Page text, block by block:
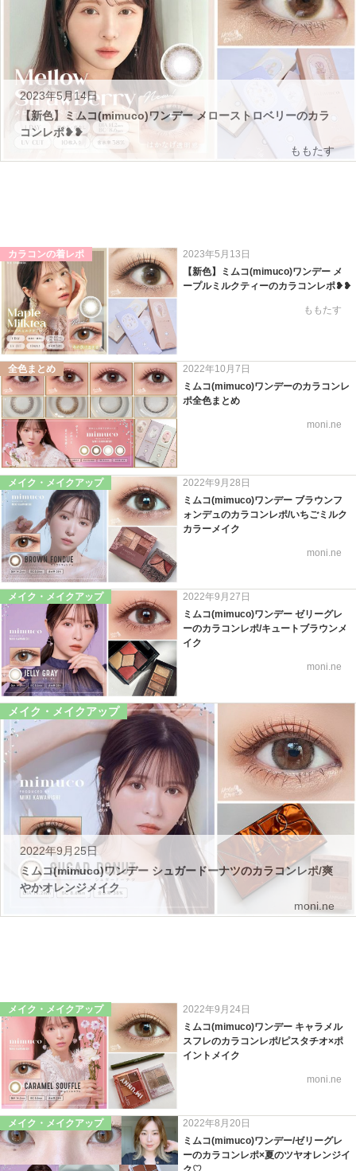
2023年5月14日
【新色】ミムコ(mimuco)ワンデー メローストロベリーのカラ
コンレポ❥❥
ももたす
カラコンの着レポ
2023年5月13日
【新色】ミムコ(mimuco)ワンデー メ
ープルミルクティーのカラコンレポ❥❥
ももたす
全色まとめ
2022年10月7日
ミムコ(mimuco)ワンデーのカラコンレ
ポ全色まとめ
moni.ne
メイク・メイクアップ
2022年9月28日
ミムコ(mimuco)ワンデー ブラウンフ
ォンデュのカラコンレポ/いちごミルク
カラーメイク
moni.ne
メイク・メイクアップ
2022年9月27日
ミムコ(mimuco)ワンデー ゼリーグレ
ーのカラコンレポ/キュートブラウンメ
イク
moni.ne
メイク・メイクアップ
2022年9月25日
ミムコ(mimuco)ワンデー シュガードーナツのカラコンレポ/爽
やかオレンジメイク
moni.ne
メイク・メイクアップ
2022年9月24日
ミムコ(mimuco)ワンデー キャラメル
スフレのカラコンレポ/ピスタチオ×ポ
イントメイク
moni.ne
メイク・メイクアップ
2022年8月20日
ミムコ(mimuco)ワンデー/ゼリーグレ
ーのカラコンレポ×夏のツヤオレンジイ